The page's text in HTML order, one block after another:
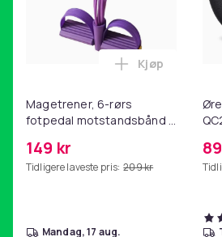
Magetrener, 6-rørs
fotpedal motstandsbånd -
yoga og
hjemmegymnastikk Purple
149 kr
Tidligere laveste pris: 209 kr
Legg
Kjøp
mandag, 17 aug.